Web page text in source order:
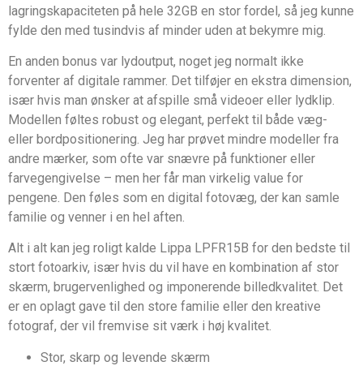
lagringskapaciteten på hele 32GB en stor fordel, så jeg kunne
fylde den med tusindvis af minder uden at bekymre mig.
En anden bonus var lydoutput, noget jeg normalt ikke
forventer af digitale rammer. Det tilføjer en ekstra dimension,
især hvis man ønsker at afspille små videoer eller lydklip.
Modellen føltes robust og elegant, perfekt til både væg-
eller bordpositionering. Jeg har prøvet mindre modeller fra
andre mærker, som ofte var snævre på funktioner eller
farvegengivelse – men her får man virkelig value for
pengene. Den føles som en digital fotovæg, der kan samle
familie og venner i en hel aften.
Alt i alt kan jeg roligt kalde Lippa LPFR15B for den bedste til
stort fotoarkiv, især hvis du vil have en kombination af stor
skærm, brugervenlighed og imponerende billedkvalitet. Det
er en oplagt gave til den store familie eller den kreative
fotograf, der vil fremvise sit værk i høj kvalitet.
Stor, skarp og levende skærm